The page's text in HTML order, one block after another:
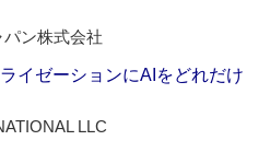
ン株式会社
イゼーションにAIをどれだけ
LLC